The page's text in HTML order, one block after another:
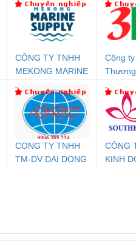
Rơ Le An Toàn
Phoenix Contact
PSR-SCP-
24UC/ESL4/3X1/1X2/B
- 2981059
Mô-đun Ắc Quy UPS
Bộ Lặp
PROFIBUS
Contact
PROFIBUS/
Rơ Le An
CÔNG TY TNHH
MEKONG MARINE
Công
CONG TY TNHH
TM-DV DAI DONG
CÔNG
KINH